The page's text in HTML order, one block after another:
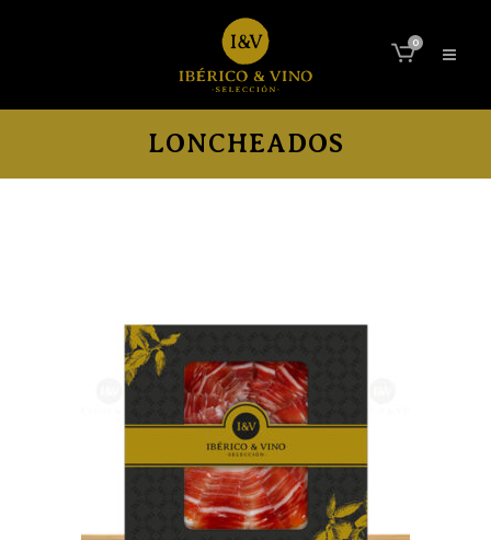
0
LONCHEADOS